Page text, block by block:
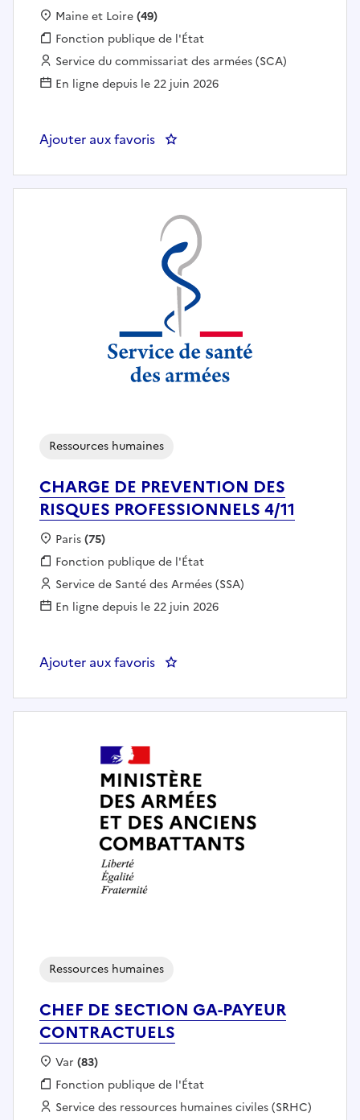
Localisation :
Maine et Loire(49)
Fonction publique :
Fonction publique de l'État
Employeur :
Service du commissariat des armées (SCA)
En ligne depuis le 22 juin 2026
Ajouter aux favoris : PREVENTEUR
CHARGE DE PREVENTION DES
RISQUES PROFESSIONNELS 4/11
Ressources humaines
Localisation :
Paris(75)
Fonction publique :
Fonction publique de l'État
Employeur :
Service de Santé des Armées (SSA)
En ligne depuis le 22 juin 2026
Ajouter aux favoris : CHARGE DE PREVENTION
CHEF DE SECTION GA-PAYEUR
CONTRACTUELS
Ressources humaines
Localisation :
Var (83)
Fonction publique :
Fonction publique de l'État
Employeur :
Service des ressources humaines civiles (SRHC)